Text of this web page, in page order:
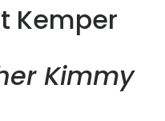
Kemper
Kimmy